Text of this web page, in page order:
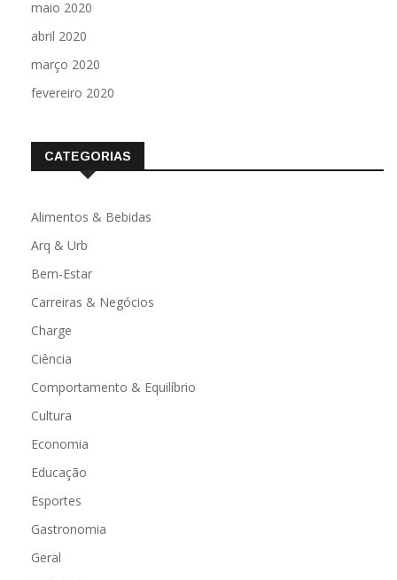
maio 2020
abril 2020
março 2020
fevereiro 2020
CATEGORIAS
Alimentos & Bebidas
Arq & Urb
Bem-Estar
Carreiras & Negócios
Charge
Ciência
Comportamento & Equilíbrio
Cultura
Economia
Educação
Esportes
Gastronomia
Geral